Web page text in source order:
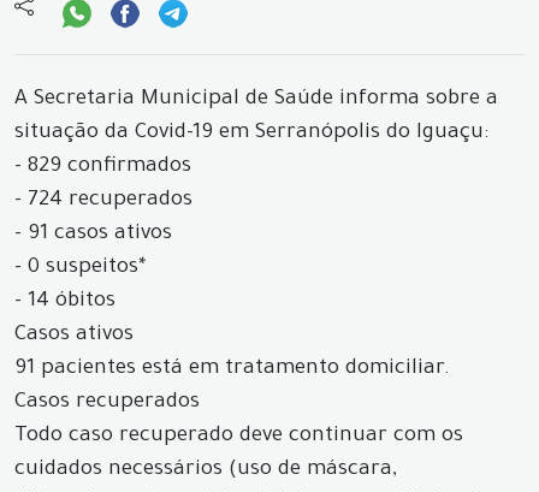
A Secretaria Municipal de Saúde informa sobre a
situação da Covid-19 em Serranópolis do Iguaçu:
- 829 confirmados
- 724 recuperados
- 91 casos ativos
- 0 suspeitos*
- 14 óbitos
Casos ativos
91 pacientes está em tratamento domiciliar.
Casos recuperados
Todo caso recuperado deve continuar com os
cuidados necessários (uso de máscara,